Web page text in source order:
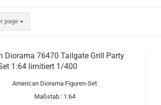
page
Diorama 76470 Tailgate Grill Party
1:64 limitiert 1/400
American Diorama Figuren-Set
Maßstab : 1:64